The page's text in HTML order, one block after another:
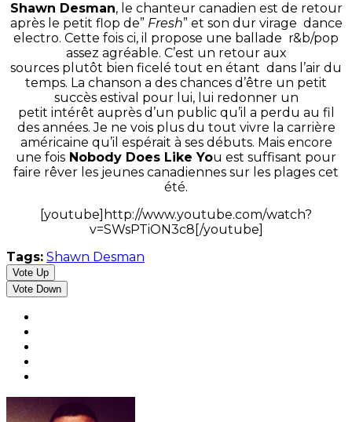
Shawn Desman, le chanteur canadien est de retour
après le petit flop de”Fresh” et son dur virage dance
electro. Cette fois ci, il propose une ballade r&b/pop
assez agréable. C’est un retour aux
sources plutôt bien ficelé tout en étant dans l’air du
temps. La chanson a des chances d’être un petit
succès estival pour lui, lui redonner un
petit intérêt auprès d’un public qu’il a perdu au fil
des années. Je ne vois plus du tout vivre la carrière
américaine qu’il espérait à ses débuts. Mais encore
une fois Nobody Does Like You est suffisant pour
faire rêver les jeunes canadiennes sur les plages cet
été.
[youtube]http://www.youtube.com/watch?
v=SWsPTiON3c8[/youtube]
Tags: Shawn Desman
Vote Up
Vote Down